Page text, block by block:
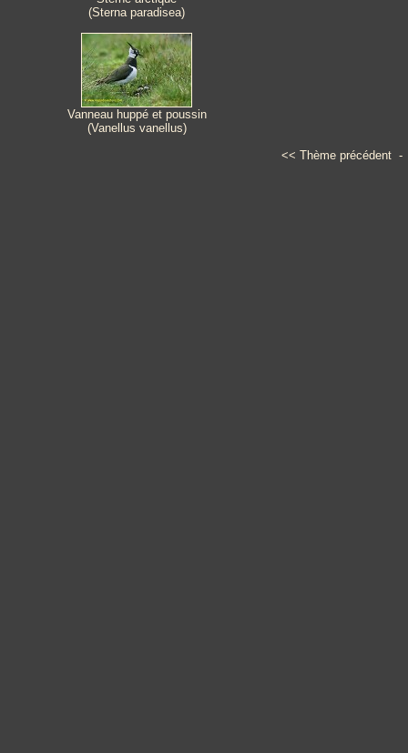
(Sterna paradisea)
Vanneau huppé et poussin
(Vanellus vanellus)
<< Thème précédent